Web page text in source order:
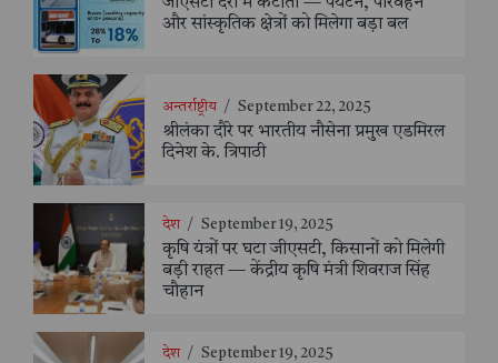
और सांस्कृतिक क्षेत्रों को मिलेगा बड़ा बल
अन्तर्राष्ट्रीय / September 22, 2025
श्रीलंका दौरे पर भारतीय नौसेना प्रमुख एडमिरल
दिनेश के. त्रिपाठी
देश / September 19, 2025
कृषि यंत्रों पर घटा जीएसटी, किसानों को मिलेगी
बड़ी राहत — केंद्रीय कृषि मंत्री शिवराज सिंह
चौहान
देश / September 19, 2025